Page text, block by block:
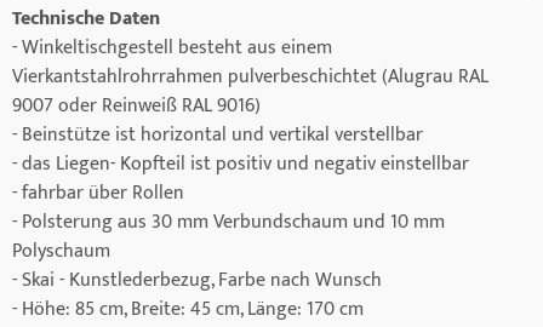
Technische Daten
- Winkeltischgestell besteht aus einem
Vierkantstahlrohrrahmen pulverbeschichtet (Alugrau RAL
9007 oder Reinweiß RAL 9016)
- Beinstütze ist horizontal und vertikal verstellbar
- das Liegen- Kopfteil ist positiv und negativ einstellbar
- fahrbar über Rollen
- Polsterung aus 30 mm Verbundschaum und 10 mm
Polyschaum
- Skai - Kunstlederbezug, Farbe nach Wunsch
- Höhe: 85 cm, Breite: 45 cm, Länge: 170 cm